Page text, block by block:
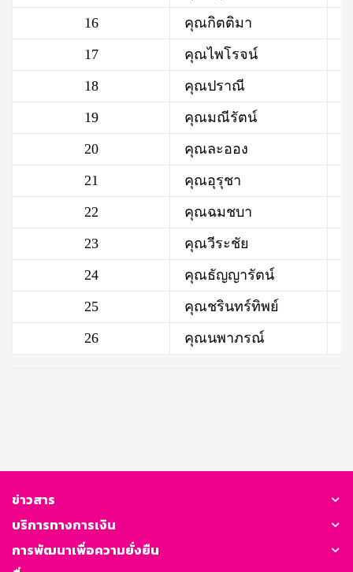
16
คุณกิตติมา
17
คุณไพโรจน์
18
คุณปราณี
19
คุณมณีรัตน์
20
คุณละออง
21
คุณอุรุชา
22
คุณฉมชบา
23
คุณวีระชัย
24
คุณธัญญารัตน์
25
คุณชรินทร์ทิพย์
26
คุณนพาภรณ์
ข่าวสาร
บริการทางการเงิน
การพัฒนาเพื่อความยั่งยืน